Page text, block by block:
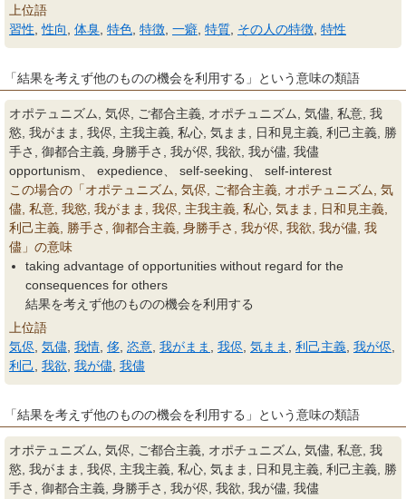
上位語
習性 ,性向 体臭 特色 特徴 一癖 特質 その人の特徴 特性
「結果を考えず他のものの機会を利用する」という意味の類語
オポテュニズム, 気侭, ご都合主義, オポチュニズム, 気儘, 私意, 我
慾, 我がまま, 我侭, 主我主義, 私心, 気まま, 日和見主義, 利己主義, 勝
手さ, 御都合主義, 身勝手さ, 我が侭, 我欲, 我が儘, 我儘
opportunism、 expedience、 self-seeking、 self-interest
この場合の「オポテュニズム, 気侭, ご都合主義, オポチュニズム, 気
儘, 私意, 我慾, 我がまま, 我侭, 主我主義, 私心, 気まま, 日和見主義,
利己主義, 勝手さ, 御都合主義, 身勝手さ, 我が侭, 我欲, 我が儘, 我
儘」の意味
taking advantage of opportunities without regard for the
consequences for others
結果を考えず他のものの機会を利用する
上位語
気侭 気儘 我情 侈 恣意 我がまま 我侭 気まま 利己主義 我が侭
利己 我欲 我が儘 我儘
「結果を考えず他のものの機会を利用する」という意味の類語
オポテュニズム, 気侭, ご都合主義, オポチュニズム, 気儘, 私意, 我
慾, 我がまま, 我侭, 主我主義, 私心, 気まま, 日和見主義, 利己主義, 勝
手さ, 御都合主義, 身勝手さ, 我が侭, 我欲, 我が儘, 我儘